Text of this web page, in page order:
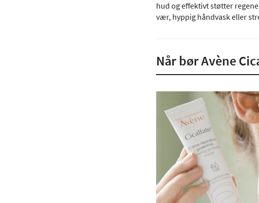
hud og effektivt støtter
vær, hyppig håndvask eller
Når bør Avène